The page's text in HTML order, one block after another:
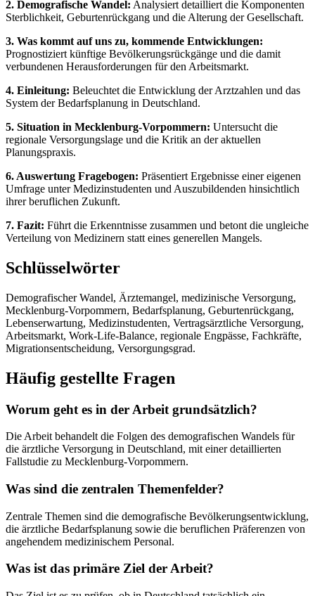
2. Demografische Wandel: Analysiert detailliert die Komponenten
Sterblichkeit, Geburtenrückgang und die Alterung der Gesellschaft.
3. Was kommt auf uns zu, kommende Entwicklungen:
Prognostiziert künftige Bevölkerungsrückgänge und die damit
verbundenen Herausforderungen für den Arbeitsmarkt.
4. Einleitung: Beleuchtet die Entwicklung der Arztzahlen und das
System der Bedarfsplanung in Deutschland.
5. Situation in Mecklenburg-Vorpommern: Untersucht die
regionale Versorgungslage und die Kritik an der aktuellen
Planungspraxis.
6. Auswertung Fragebogen: Präsentiert Ergebnisse einer eigenen
Umfrage unter Medizinstudenten und Auszubildenden hinsichtlich
ihrer beruflichen Zukunft.
7. Fazit: Führt die Erkenntnisse zusammen und betont die ungleiche
Verteilung von Medizinern statt eines generellen Mangels.
Schlüsselwörter
Demografischer Wandel, Ärztemangel, medizinische Versorgung,
Mecklenburg-Vorpommern, Bedarfsplanung, Geburtenrückgang,
Lebenserwartung, Medizinstudenten, Vertragsärztliche Versorgung,
Arbeitsmarkt, Work-Life-Balance, regionale Engpässe, Fachkräfte,
Migrationsentscheidung, Versorgungsgrad.
Häufig gestellte Fragen
Worum geht es in der Arbeit grundsätzlich?
Die Arbeit behandelt die Folgen des demografischen Wandels für
die ärztliche Versorgung in Deutschland, mit einer detaillierten
Fallstudie zu Mecklenburg-Vorpommern.
Was sind die zentralen Themenfelder?
Zentrale Themen sind die demografische Bevölkerungsentwicklung,
die ärztliche Bedarfsplanung sowie die beruflichen Präferenzen von
angehendem medizinischem Personal.
Was ist das primäre Ziel der Arbeit?